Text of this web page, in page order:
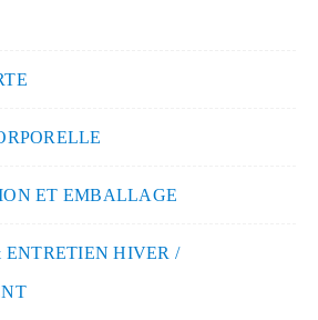
ET EMBALLAGE
ENTRETIEN HIVER /